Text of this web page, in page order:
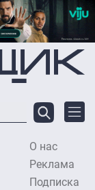
О нас
Реклама
Подписка